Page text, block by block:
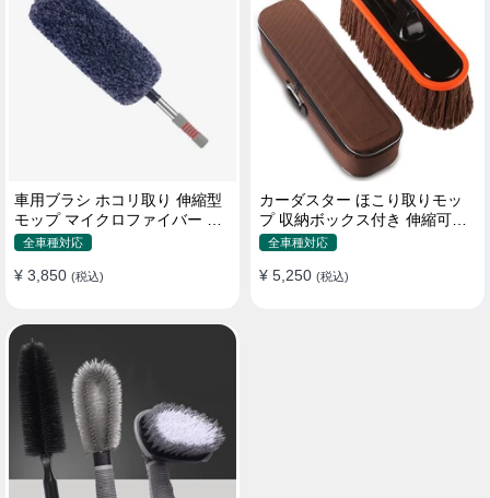
車用ブラシ ホコリ取り 伸縮型
モップ マイクロファイバー 洗
車道具 軽量・コンパクト
全車種対応
¥ 3,850 (税込)
カーダスター ほこり取りモッ
プ 収納ボックス付き 伸縮可能
ワックスブラシ 洗車ブラシ
全車種対応
¥ 5,250 (税込)